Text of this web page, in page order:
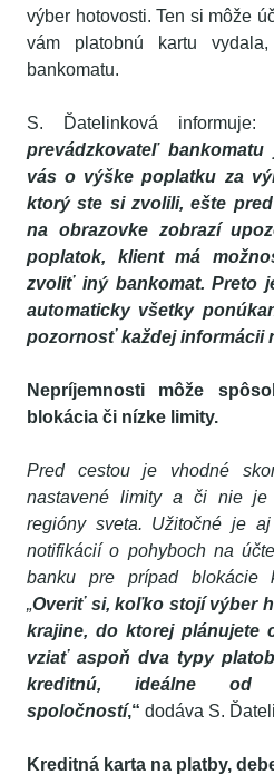
výber hotovosti. Ten si môže
vám platobnú kartu
bankomatu.
S. Ďatelinková informuje:
prevádzkovateľ
vás o výške poplatku za
ktorý ste si zvolili, ešte
na obrazovke zobrazí
poplatok, klient má
zvoliť iný bankomat. Preto
automaticky všetky
pozornosť každej informácii
Nepríjemnosti môže
blokácia či nízke limity.
Pred cestou je vhodné
nastavené limity a či nie je
regióny sveta. Užitočné je
notifikácií o pohyboch na
banku pre prípad blokácie
„Overiť si, koľko stojí výber
krajine, do ktorej plánujete
vziať aspoň dva typy
kreditnú, ideálne od
spoločností,“ dodáva S.
Kreditná karta na platby,